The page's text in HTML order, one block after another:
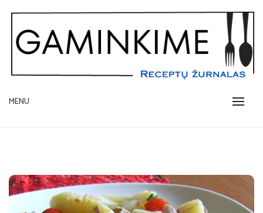
content
GAMINKIME.LT
receptų žurnalas
MENU